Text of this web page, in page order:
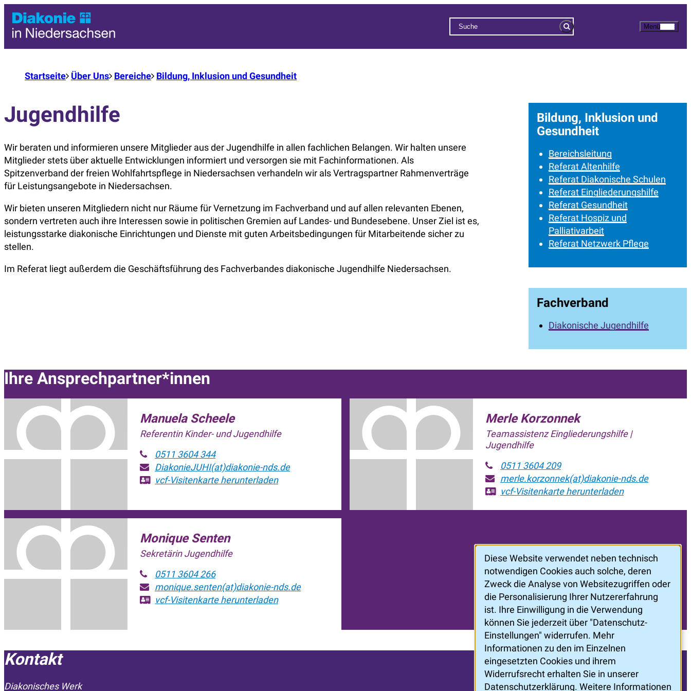
Menü
Startseite Über Uns Bereiche Bildung, Inklusion und Gesundheit
Jugendhilfe
Wir beraten und informieren unsere Mitglieder aus der Jugendhilfe in allen fachlichen Belangen. Wir halten unsere
Mitglieder stets über aktuelle Entwicklungen informiert und versorgen sie mit Fachinformationen. Als
Spitzenverband der freien Wohlfahrtspflege in Niedersachsen verhandeln wir als Vertragspartner Rahmenverträge
für Leistungsangebote in Niedersachsen.
Wir bieten unseren Mitgliedern nicht nur Räume für Vernetzung im Fachverband und auf allen relevanten Ebenen,
sondern vertreten auch ihre Interessen sowie in politischen Gremien auf Landes- und Bundesebene. Unser Ziel ist es,
leistungsstarke diakonische Einrichtungen und Dienste mit guten Arbeitsbedingungen für Mitarbeitende sicher zu
stellen.
Im Referat liegt außerdem die Geschäftsführung des Fachverbandes diakonische Jugendhilfe Niedersachsen.
Bildung, Inklusion und
Gesundheit
Bereichsleitung
Referat Altenhilfe
Referat Diakonische Schulen
Referat Eingliederungshilfe
Referat Gesundheit
Referat Hospiz und
Palliativarbeit
Referat Netzwerk Pflege
Fachverband
Diakonische Jugendhilfe
Ihre Ansprechpartner*innen
Manuela Scheele
Referentin Kinder- und Jugendhilfe
0511 3604 344
DiakonieJUHI(at)diakonie-nds.de
vcf-Visitenkarteherunterladen
Merle Korzonnek
Teamassistenz Eingliederungshilfe |
Jugendhilfe
0511 3604 209
merle.korzonnek(at)diakonie-nds.de
vcf-Visitenkarteherunterladen
Monique Senten
Sekretärin Jugendhilfe
0511 3604 266
monique.senten(at)diakonie-nds.de
vcf-Visitenkarteherunterladen
Kontakt
Diakonisches Werk
Diese Website verwendet neben technisch
notwendigen Cookies auch solche, deren
Zweck die Analyse von Websitezugriffen oder
die Personalisierung Ihrer Nutzererfahrung
ist. Ihre Einwilligung in die Verwendung
können Sie jederzeit über "Datenschutz-
Einstellungen" widerrufen. Mehr
Informationen zu den im Einzelnen
eingesetzten Cookies und ihrem
Widerrufsrecht erhalten Sie in unserer
Datenschutzerklärung. Weitere Informationen